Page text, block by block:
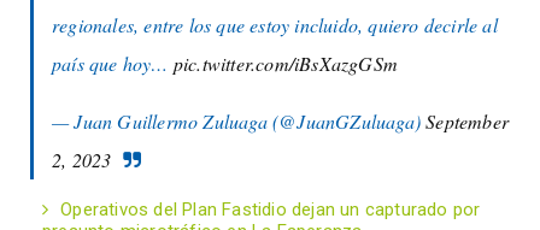
regionales, entre los que estoy incluido, quiero decirle al
país que hoy… pic.twitter.com/iBsXazgGSm
— Juan Guillermo Zuluaga (@JuanGZuluaga)September
2, 2023
Operativos del Plan Fastidio dejan un capturado por